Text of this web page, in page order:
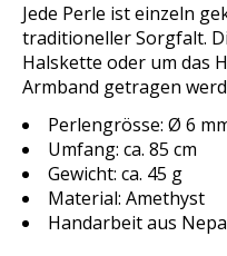
Jede Perle ist einzeln
traditioneller Sorgfalt.
Halskette oder um das
Armband getragen
Perlengrösse: Ø 6
Umfang: ca. 85 cm
Gewicht: ca. 45 g
Material: Amethyst
Handarbeit aus